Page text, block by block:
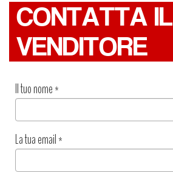
CONTATTA IL
VENDITORE
Il tuo nome*
La tua email*